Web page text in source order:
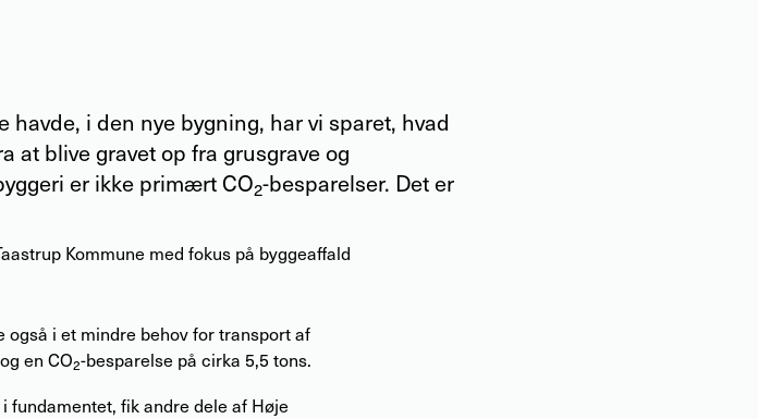
havde, i den nye bygning, har vi sparet, hvad
at blive gravet op fra grusgrave og
er ikke primært CO2-besparelser. Det er
Kommune med fokus på byggeaffald
i et mindre behov for transport af
en CO2-besparelse på cirka 5,5 tons.
fundamentet, fik andre dele af Høje